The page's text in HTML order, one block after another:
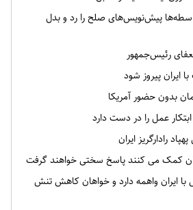
واسطه‌ها پیش‌نویس‌های صلح را رد و بدل
رئیس‌جمهور
ایران پیروز شود
بدون حضور آمریکا
عمل را در دست دارد
کمک می کنند پاسخ سختی خواهند گرفت
ایران واهمه دارد و خواهان کاهش تنش